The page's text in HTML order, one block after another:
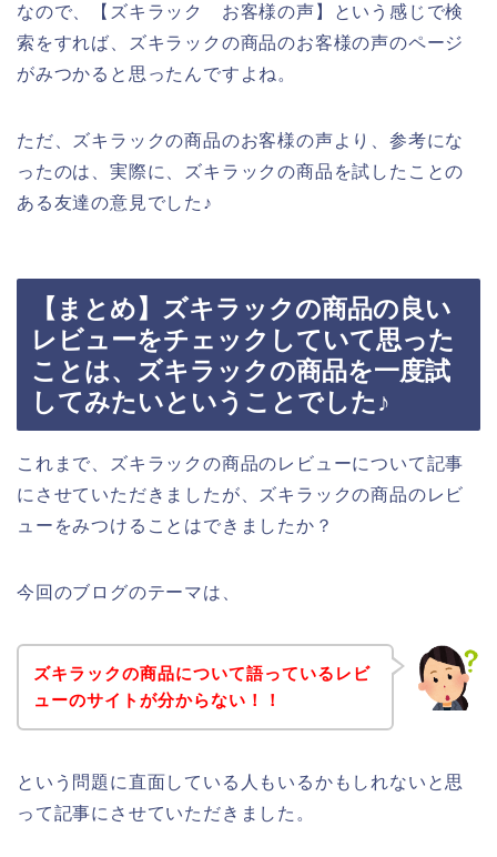
なので、【ズキラック お客様の声】という感じで検
索をすれば、ズキラックの商品のお客様の声のページ
がみつかると思ったんですよね。
ただ、ズキラックの商品のお客様の声より、参考にな
ったのは、実際に、ズキラックの商品を試したことの
ある友達の意見でした♪
【まとめ】ズキラックの商品の良い
レビューをチェックしていて思った
ことは、ズキラックの商品を一度試
してみたいということでした♪
これまで、ズキラックの商品のレビューについて記事
にさせていただきましたが、ズキラックの商品のレビ
ューをみつけることはできましたか？
今回のブログのテーマは、
ズキラックの商品について語っているレビ
ューのサイトが分からない！！
という問題に直面している人もいるかもしれないと思
って記事にさせていただきました。